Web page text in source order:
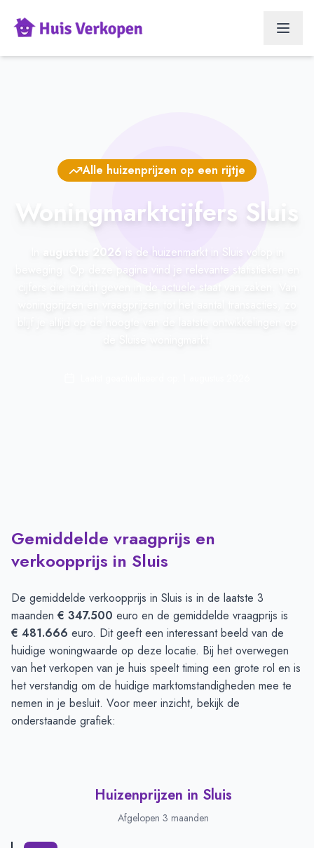
Alle huizenprijzen op een rijtje
Woningmarktcijfers Sluis
augustus 2026 is de huizenmarkt in Sluis volop in
beweging. Op deze pagina vind je relevante statistieken en
cijfers die inzicht geven in de actuele staat van zaken. Van
Gemiddelde vraagprijs en
verkoopprijs in Sluis
De gemiddelde verkoopprijs in Sluis is in de laatste 3
maanden € 347.500 euro en de gemiddelde vraagprijs is
€ 481.666 euro. Dit geeft een interessant beeld van de
huidige woningwaarde op deze locatie. Bij het overwegen
van het verkopen van je huis speelt timing een grote rol en is
het verstandig om de huidige marktomstandigheden mee te
nemen in je besluit. Voor meer inzicht, bekijk de
onderstaande grafiek:
Huizenprijzen in Sluis
Afgelopen 3 maanden